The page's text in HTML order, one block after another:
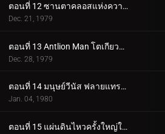
ตอนที่ 12 ซานตาคลอสแห่งความมืด; อา การเปลี่ยนแปลงที่เป็นไปไม่ได้
Dec. 21, 1979
ตอนที่ 13 Antlion Man โตเกียวระเบิดก่อน 03.00 น
Dec. 28, 1979
ตอนที่ 14 มนุษย์วีนัส ฟลายแทรป มาสค์ไรเดอร์ โคลสคอล
Jan. 04, 1980
ตอนที่ 15 แผ่นดินไหวครั้งใหญ่ในโตเกียวของ Blue Mold Man ที่น่าสะพรึงกลัว